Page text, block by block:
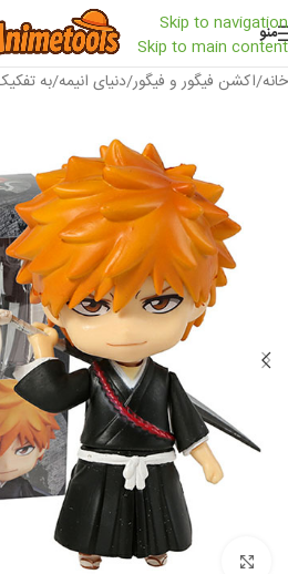
Skip to navigation
Skip to main content
منو
خانه/اکشن فیگور و فیگور/دنیای انیمه/به
بزرگنمایی تصویر